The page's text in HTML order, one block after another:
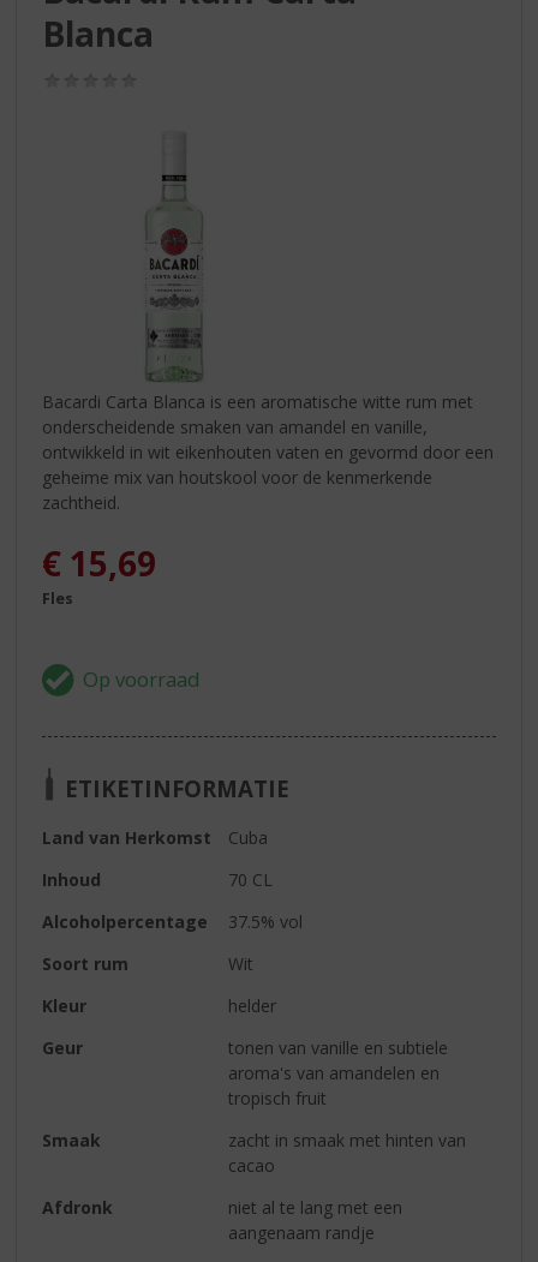
Blanca
Bacardi Carta Blanca is een aromatische witte rum met
onderscheidende smaken van amandel en vanille,
ontwikkeld in wit eikenhouten vaten en gevormd door een
geheime mix van houtskool voor de kenmerkende
zachtheid.
€ 15,69
Fles
ETIKETINFORMATIE
Land van Herkomst
Cuba
Inhoud
70 CL
Alcoholpercentage
37.5% vol
Soort rum
Wit
Kleur
helder
Geur
tonen van vanille en subtiele
aroma's van amandelen en
tropisch fruit
Smaak
zacht in smaak met hinten van
cacao
Afdronk
niet al te lang met een
aangenaam randje